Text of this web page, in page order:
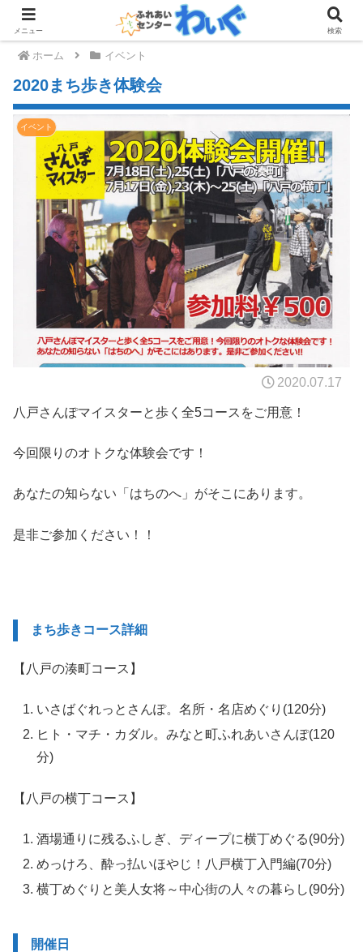
ホーム イベント
2020まち歩き体験会
イベント
2020.07.17
八戸さんぽマイスターと歩く全5コースをご用意！
今回限りのオトクな体験会です！
あなたの知らない「はちのへ」がそこにあります。
是非ご参加ください！！
まち歩きコース詳細
【八戸の湊町コース】
いさばぐれっとさんぽ。名所・名店めぐり(120分)
ヒト・マチ・カダル。みなと町ふれあいさんぽ(120
分)
【八戸の横丁コース】
酒場通りに残るふしぎ、ディープに横丁めぐる(90分)
めっけろ、酔っ払いほやじ！八戸横丁入門編(70分)
横丁めぐりと美人女将～中心街の人々の暮らし(90分)
開催日
メニュー 検索